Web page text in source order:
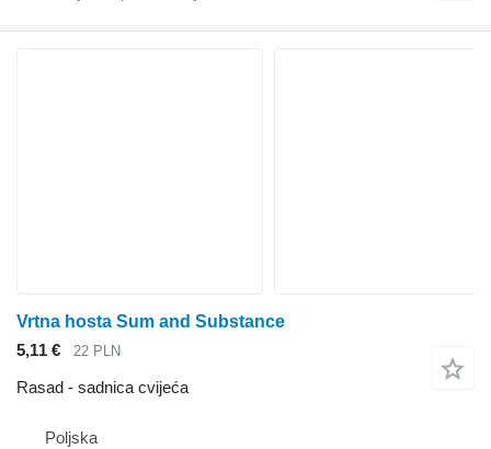
Vrtna hosta Sum and Substance
5,11 €
22 PLN
Rasad - sadnica cvijeća
Poljska